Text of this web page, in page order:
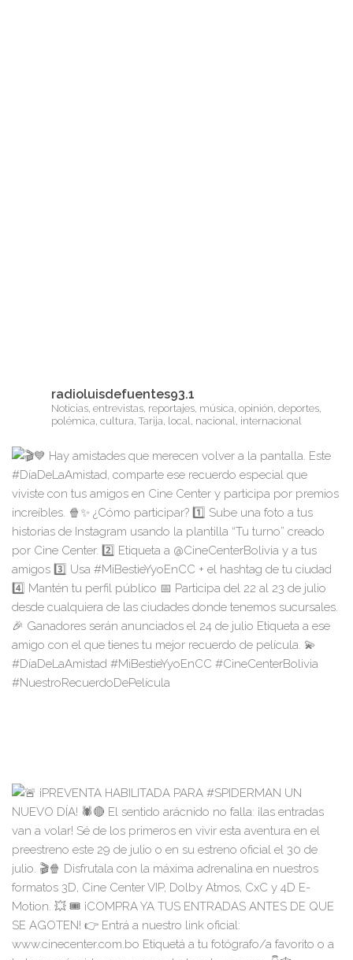
radioluisdefuentes93.1
Noticias, entrevistas, reportajes, música, opinión, deportes,
polémica, cultura, Tarija, local, nacional, internacional